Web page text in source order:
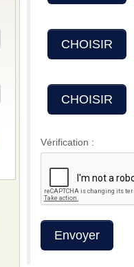
CHOISIR
CHOISIR
Vérification :